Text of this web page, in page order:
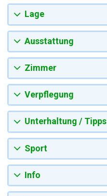
Lage
Ausstattung
Zimmer
Verpflegung
Unterhaltung / Tipps
Sport
Info